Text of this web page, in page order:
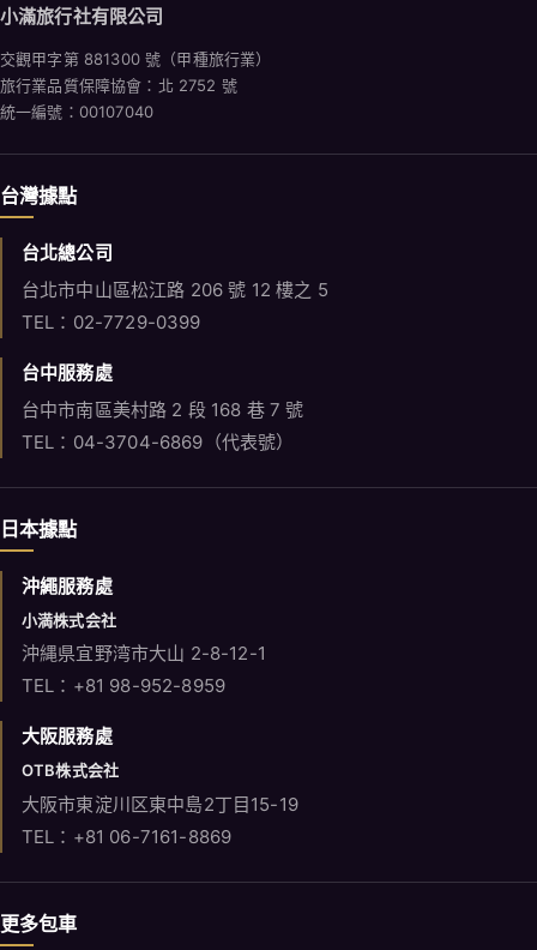
小滿旅行社有限公司
交觀甲字第 881300 號（甲種旅行業）
旅行業品質保障協會：北 2752 號
統一編號：00107040
台灣據點
台北總公司
台北市中山區松江路 206 號 12 樓之 5
TEL：02-7729-0399
台中服務處
台中市南區美村路 2 段 168 巷 7 號
TEL：04-3704-6869（代表號）
日本據點
沖繩服務處
小満株式会社
沖縄県宜野湾市大山 2-8-12-1
TEL：+81 98-952-8959
大阪服務處
OTB株式会社
大阪市東淀川区東中島2丁目15-19
TEL：+81 06-7161-8869
更多包車